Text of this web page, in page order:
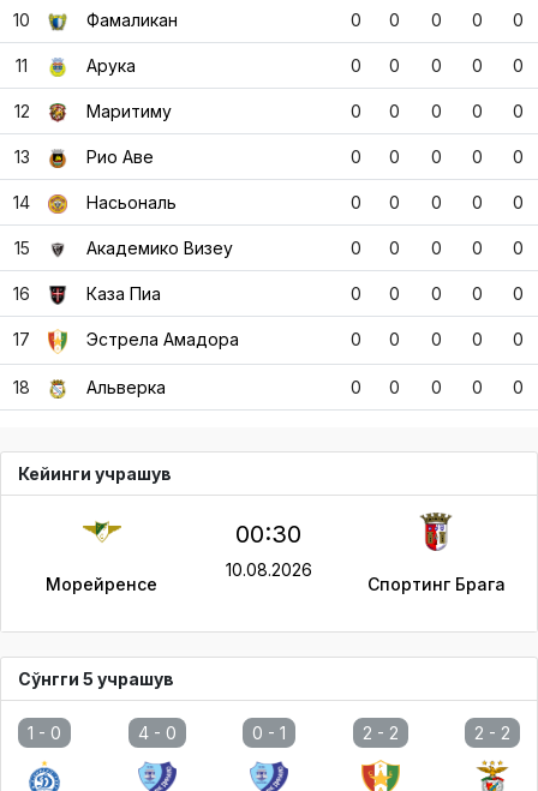
10 Фамаликан 0 0 0 0 0
11 Арука 0 0 0 0 0
12 Маритиму 0 0 0 0 0
13 Рио Аве 0 0 0 0 0
14 Насьональ 0 0 0 0 0
15 Академико Визеу 0 0 0 0 0
16 Каза Пиа 0 0 0 0 0
17 Эстрела Амадора 0 0 0 0 0
18 Альверка 0 0 0 0 0
Кейинги учрашув
Морейренсе
00:30
10.08.2026
Спортинг Брага
Сўнгги 5 учрашув
1 - 0 4 - 0 0 - 1 2 - 2 2 - 2